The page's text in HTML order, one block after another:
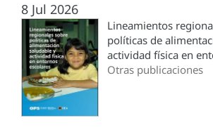
8 Jul 2026
Lineamientos
políticas de
actividad física en
Otras publicaciones